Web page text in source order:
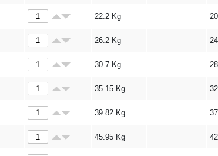
22.2 Kg
26.2 Kg
30.7 Kg
35.15 Kg
39.82 Kg
45.95 Kg